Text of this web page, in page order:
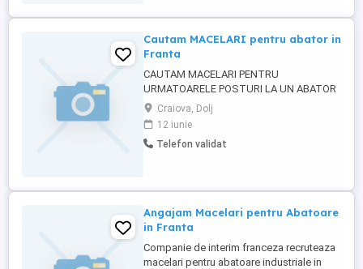
Cautam MACELARI pentru abator in
Franta
CAUTAM MACELARI PENTRU
URMATOARELE POSTURI LA UN ABATOR
IN FRANTA : PVLH = fabricarea batoanelor
de salam uscat = respectarea ritmului liniei
+ greutatea barei aproximativ 5 kg ieșire
malaxor : umplerea cărucioarelor bacurilor
Craiova, Dolj
12 iunie
Telefon validat
Angajam Macelari pentru Abatoare
in Franta
Companie de interim franceza recruteaza
macelari pentru abatoare industriale in